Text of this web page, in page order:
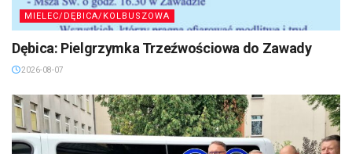
MIELEC/DĘBICA/KOLBUSZOWA
Dębica: Pielgrzymka Trzeźwościowa do Zawady
2026-08-07